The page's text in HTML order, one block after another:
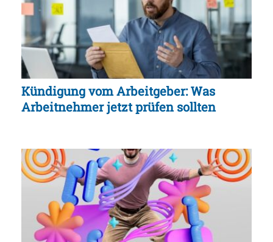
Kündigung vom Arbeitgeber: Was
Arbeitnehmer jetzt prüfen sollten